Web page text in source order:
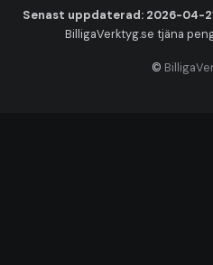
Senast uppdaterad: 2026-04-
BilligaVerktyg.se tjäna
©